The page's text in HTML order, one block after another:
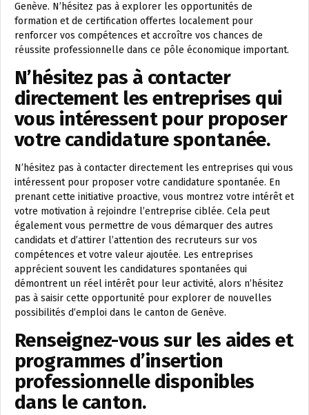
Genève. N’hésitez pas à explorer les opportunités de
formation et de certification offertes localement pour
renforcer vos compétences et accroître vos chances de
réussite professionnelle dans ce pôle économique important.
N’hésitez pas à contacter
directement les entreprises qui
vous intéressent pour proposer
votre candidature spontanée.
N’hésitez pas à contacter directement les entreprises qui vous
intéressent pour proposer votre candidature spontanée. En
prenant cette initiative proactive, vous montrez votre intérêt et
votre motivation à rejoindre l’entreprise ciblée. Cela peut
également vous permettre de vous démarquer des autres
candidats et d’attirer l’attention des recruteurs sur vos
compétences et votre valeur ajoutée. Les entreprises
apprécient souvent les candidatures spontanées qui
démontrent un réel intérêt pour leur activité, alors n’hésitez
pas à saisir cette opportunité pour explorer de nouvelles
possibilités d’emploi dans le canton de Genève.
Renseignez-vous sur les aides et
programmes d’insertion
professionnelle disponibles
dans le canton.